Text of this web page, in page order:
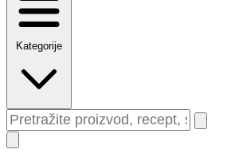
Kategorije